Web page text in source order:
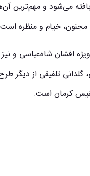
بافته می‌شود و مهم‌ترین
خیام و منظره
افشان شاه‌عباسی و
گلدانی تلفیقی از دیگر
کرمان است.